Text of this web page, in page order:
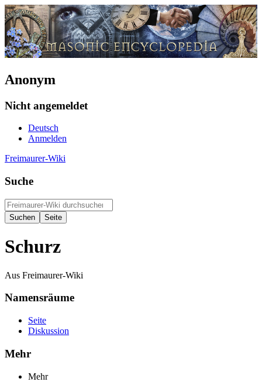
Anonym
Nicht angemeldet
Deutsch
Anmelden
Freimaurer-Wiki
Suche
Schurz
Aus Freimaurer-Wiki
Namensräume
Seite
Diskussion
Mehr
Mehr